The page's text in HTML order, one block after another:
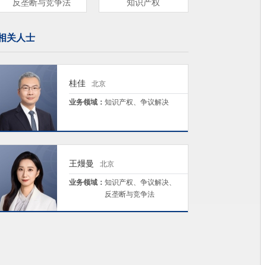
反垄断与竞争法 知识产权
关人士
桂佳 北京
业务领域： 知识产权、争议解决
王熳曼 北京
业务领域： 知识产权、争议解决、
反垄断与竞争法